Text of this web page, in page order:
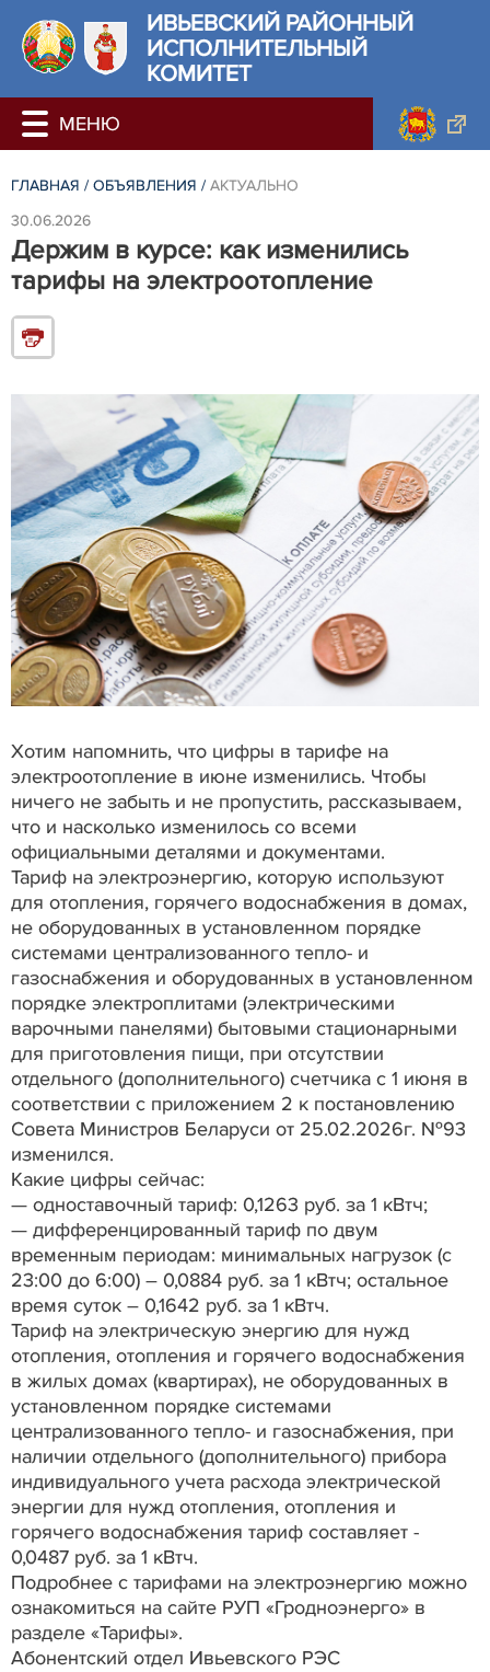
ИВЬЕВСКИЙ РАЙОННЫЙ
ИСПОЛНИТЕЛЬНЫЙ
КОМИТЕТ
ГЛАВНАЯ / ОБЪЯВЛЕНИЯ / АКТУАЛЬНО
30.06.2026
Держим в курсе: как изменились
тарифы на электроотопление
Хотим напомнить, что цифры в тарифе на
электроотопление в июне изменились. Чтобы
ничего не забыть и не пропустить, рассказываем,
что и насколько изменилось со всеми
официальными деталями и документами.
Тариф на электроэнергию, которую используют
для отопления, горячего водоснабжения в домах,
не оборудованных в установленном порядке
системами централизованного тепло- и
газоснабжения и оборудованных в установленном
порядке электроплитами (электрическими
варочными панелями) бытовыми стационарными
для приготовления пищи, при отсутствии
отдельного (дополнительного) счетчика с 1 июня в
соответствии с приложением 2 к постановлению
Совета Министров Беларуси от 25.02.2026г. №93
изменился.
Какие цифры сейчас:
— одноставочный тариф: 0,1263 руб. за 1 кВтч;
— дифференцированный тариф по двум
временным периодам: минимальных нагрузок (с
23:00 до 6:00) – 0,0884 руб. за 1 кВтч; остальное
время суток – 0,1642 руб. за 1 кВтч.
Тариф на электрическую энергию для нужд
отопления, отопления и горячего водоснабжения
в жилых домах (квартирах), не оборудованных в
установленном порядке системами
централизованного тепло- и газоснабжения, при
наличии отдельного (дополнительного) прибора
индивидуального учета расхода электрической
энергии для нужд отопления, отопления и
горячего водоснабжения тариф составляет -
0,0487 руб. за 1 кВтч.
Подробнее с тарифами на электроэнергию можно
ознакомиться на сайте РУП «Гродноэнерго» в
разделе «Тарифы».
Абонентский отдел Ивьевского РЭС